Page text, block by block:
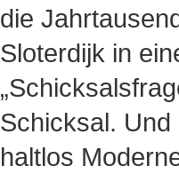
die
Sloterdijk in
Schicksal.
haltlos